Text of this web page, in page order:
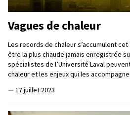
Vagues de chaleur
Les records de chaleur s’accumulent cet
être la plus chaude jamais enregistrée
spécialistes de l’Université Laval
chaleur et les enjeux qui les
— 17 juillet 2023